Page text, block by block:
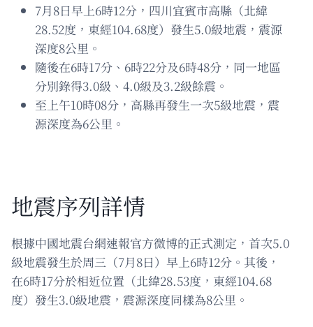
7月8日早上6時12分，四川宜賓市高縣（北緯
28.52度，東經104.68度）發生5.0級地震，震源
深度8公里。
隨後在6時17分、6時22分及6時48分，同一地區
分別錄得3.0級、4.0級及3.2級餘震。
至上午10時08分，高縣再發生一次5級地震，震
源深度為6公里。
地震序列詳情
根據中國地震台網速報官方微博的正式測定，首次5.0
級地震發生於周三（7月8日）早上6時12分。其後，
在6時17分於相近位置（北緯28.53度，東經104.68
度）發生3.0級地震，震源深度同樣為8公里。